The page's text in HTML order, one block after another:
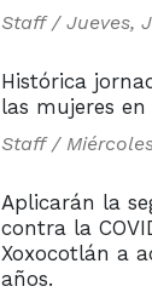
Staff / Jueves,
Histórica
las mujeres en
Staff /
Aplicarán la
contra la
Xoxocotlán a
años.